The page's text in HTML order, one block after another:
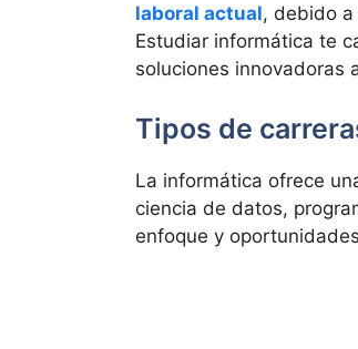
laboral actual, debido a
Estudiar informática te
soluciones innovadoras
Tipos de
La informática ofrece
ciencia de datos,
enfoque y